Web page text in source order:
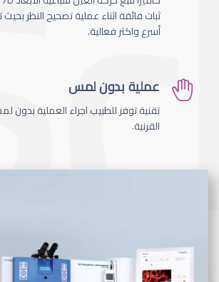
ثبات فائقة اثناء عملية تصحيح النظر
أسرع واكثر فعالية.
عملية بدون لمس
تقنية توفر للطبيب اجراء العملية
القرنية.